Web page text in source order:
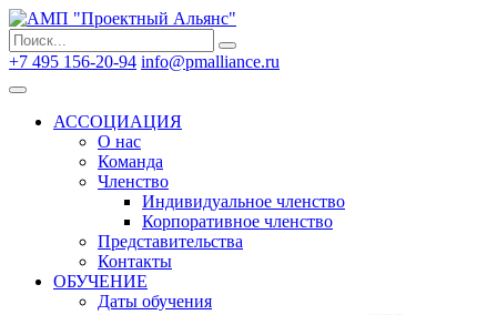
Search
for:
Search
+7 495 156-20-94 info@pmalliance.ru
АССОЦИАЦИЯ
О нас
Команда
Членство
Индивидуальное членство
Корпоративное членство
Представительства
Контакты
ОБУЧЕНИЕ
Даты обучения